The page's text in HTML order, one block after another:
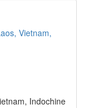
Indochine